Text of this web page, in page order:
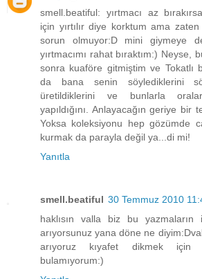
smell.beatiful: yırtmacı az
için yırtılır diye korktum ama
sorun olmuyor:D mini giymeye
yırtmacımı rahat bıraktım:) Neyse,
sonra kuaföre gitmiştim ve Tokatlı
da bana senin söylediklerini
üretildiklerini ve bunlarla
yapıldığını. Anlayacağın geriye bir
Yoksa koleksiyonu hep gözümde
kurmak da parayla değil ya...di mi!
Yanıtla
smell.beatiful 30 Temmuz 2010
haklısın valla biz bu yazmaların
arıyorsunuz yana döne ne
arıyoruz kıyafet dikmek
bulamıyorum:)